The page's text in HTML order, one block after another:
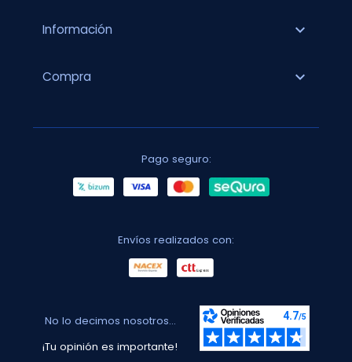
Información expand_more
Compra expand_more
Pago seguro:
Envíos realizados con:
No lo decimos nosotros...
¡Tu opinión es importante!